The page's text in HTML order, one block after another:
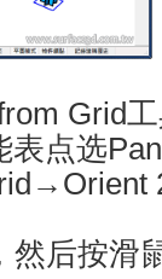
Grid
表点选
然后按滑